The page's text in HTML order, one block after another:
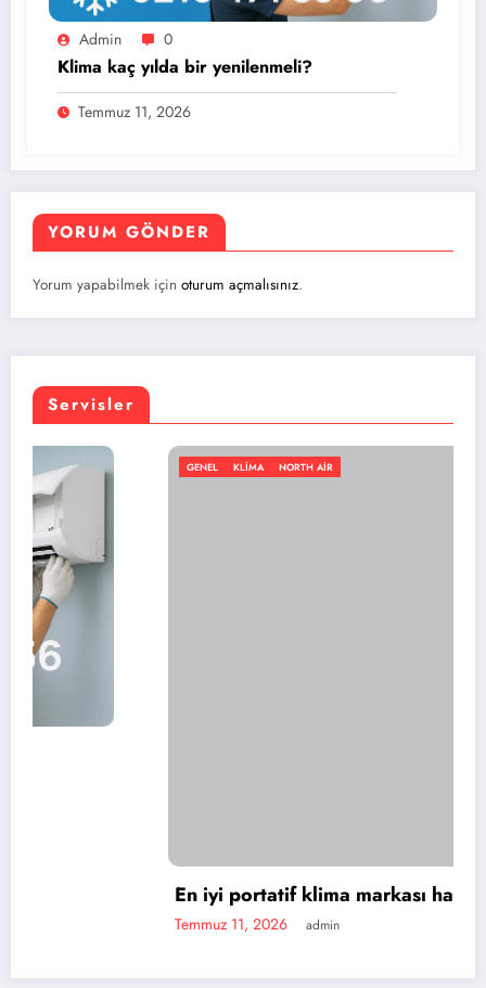
Admin 0
Klima kaç yılda bir yenilenmeli?
Temmuz 11, 2026
YORUM GÖNDER
Yorum yapabilmek için oturum açmalısınız.
Servisler
GENEL NORTH AIR
En iyi portatif klima markası hangisi?
admin